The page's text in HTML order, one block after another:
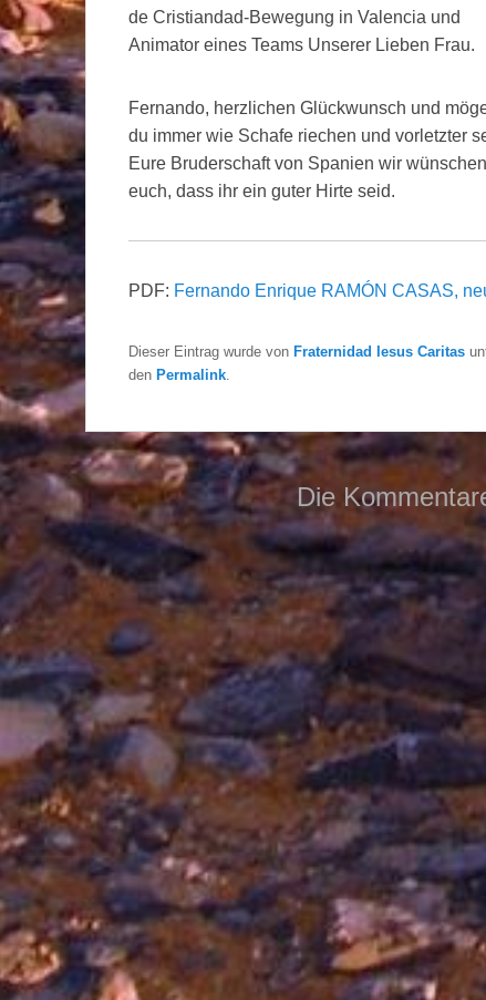
de Cristiandad-Bewegung in Valencia und
Animator eines Teams Unserer Lieben Frau.
Fernando, herzlichen Glückwunsch und
du immer wie Schafe riechen und vorletzter
Eure Bruderschaft von Spanien wir wünschen
euch, dass ihr ein guter Hirte seid.
PDF: Fernando Enrique RAMÓN CASAS,
Dieser Eintrag wurde von Fraternidad Iesus Caritas
den Permalink
Die